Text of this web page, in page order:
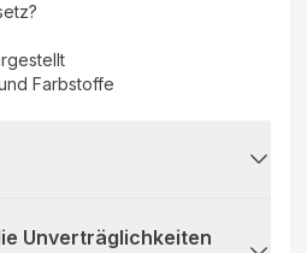
Farbstoffe
Unverträglichkeiten